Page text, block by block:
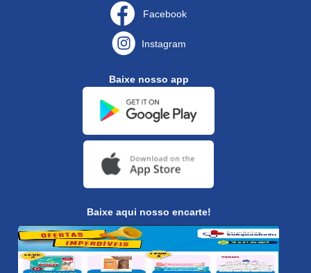
Facebook
Instagram
Baixe nosso app
Baixe aqui nosso encarte!